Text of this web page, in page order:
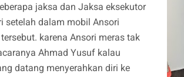
jaksa dan Jaksa eksekutor
setelah dalam mobil Ansori
karena Ansori meras tak
Ahmad Yusuf kalau
datang menyerahkan diri ke